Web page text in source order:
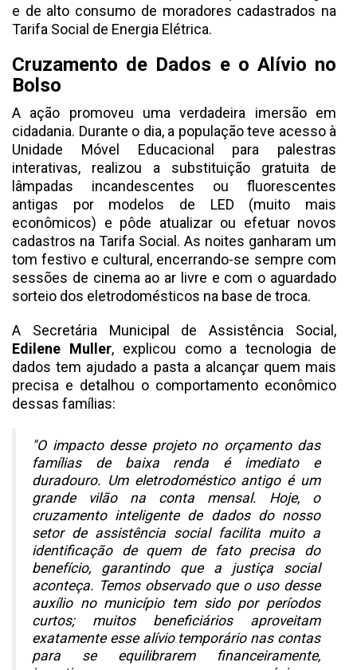
e de alto consumo de moradores cadastrados na
Tarifa Social de Energia Elétrica.
Cruzamento de Dados e o Alívio no
Bolso
A ação promoveu uma verdadeira imersão em
cidadania. Durante o dia, a população teve acesso à
Unidade Móvel Educacional para palestras
interativas, realizou a substituição gratuita de
lâmpadas incandescentes ou fluorescentes
antigas por modelos de LED (muito mais
econômicos) e pôde atualizar ou efetuar novos
cadastros na Tarifa Social. As noites ganharam um
tom festivo e cultural, encerrando-se sempre com
sessões de cinema ao ar livre e com o aguardado
sorteio dos eletrodomésticos na base de troca.
A Secretária Municipal de Assistência Social,
Edilene Muller, explicou como a tecnologia de
dados tem ajudado a pasta a alcançar quem mais
precisa e detalhou o comportamento econômico
dessas famílias:
"O impacto desse projeto no orçamento das
famílias de baixa renda é imediato e
duradouro. Um eletrodoméstico antigo é um
grande vilão na conta mensal. Hoje, o
cruzamento inteligente de dados do nosso
setor de assistência social facilita muito a
identificação de quem de fato precisa do
benefício, garantindo que a justiça social
aconteça. Temos observado que o uso desse
auxílio no município tem sido por períodos
curtos; muitos beneficiários aproveitam
exatamente esse alívio temporário nas contas
para se equilibrarem financeiramente,